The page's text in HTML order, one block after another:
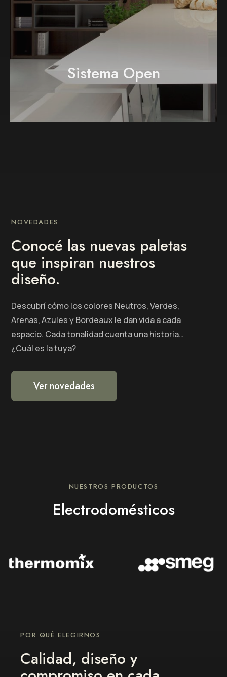
Sistema Open
NOVEDADES
Conocé las nuevas paletas
que inspiran nuestros
diseño.
Descubrí cómo los colores Neutros, Verdes,
Arenas, Azules y Bordeaux le dan vida a cada
espacio. Cada tonalidad cuenta una historia…
¿Cuál es la tuya?
Ver novedades
NUESTROS PRODUCTOS
Electrodomésticos
POR QUÉ ELEGIRNOS
Calidad, diseño y